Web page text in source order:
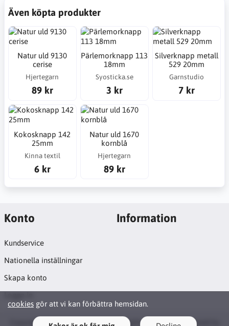
Även köpta produkter
Natur uld 9130
cerise
Hjertegarn
89 kr
Pärlemorknapp 113
18mm
Syosticka.se
3 kr
Silverknapp metall
529 20mm
Garnstudio
7 kr
Kokosknapp 142
25mm
Kinna textil
6 kr
Natur uld 1670
kornblå
Hjertegarn
89 kr
cookies gör att vi kan förbättra hemsidan.
Konto
Kundservice
Nationella inställningar
Skapa konto
Information
Copyright © 2026 Syosticka.se. All rights reserved · Powered by